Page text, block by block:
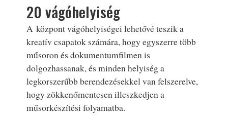
20 vágóhelyiség
A központ vágóhelyiségei lehetővé teszik a
kreatív csapatok számára, hogy egyszerre több
műsoron és dokumentumfilmen is
dolgozhassanak, és minden helyiség a
legkorszerűbb berendezésekkel van felszerelve,
hogy zökkenőmentesen illeszkedjen a
műsorkészítési folyamatba.